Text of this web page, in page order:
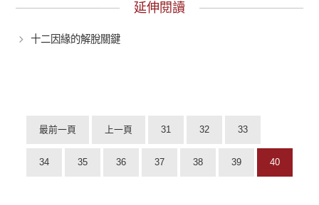
延伸閱讀
十二因緣的解脫關鍵
最前一頁 上一頁 31 32 33
34 35 36 37 38 39 40